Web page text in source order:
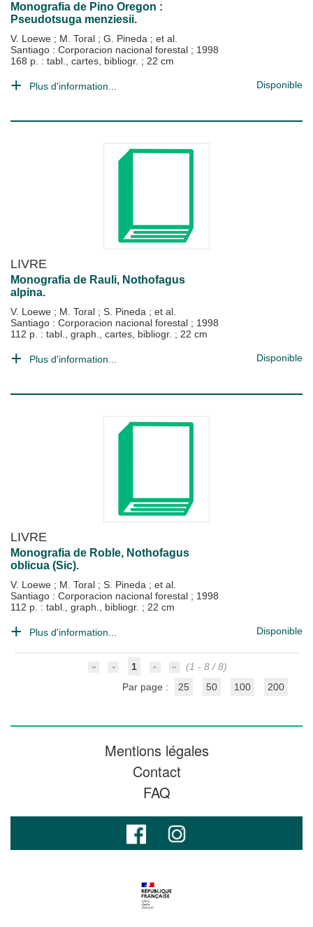
Monografia de Pino Oregon :
Pseudotsuga menziesii.
V. Loewe ; M. Toral ; G. Pineda ; et al.
Santiago : Corporacion nacional forestal ; 1998
168 p. : tabl., cartes, bibliogr. ; 22 cm
Plus d'information... Disponible
LIVRE
Monografia de Rauli, Nothofagus
alpina.
V. Loewe ; M. Toral ; S. Pineda ; et al.
Santiago : Corporacion nacional forestal ; 1998
112 p. : tabl., graph., cartes, bibliogr. ; 22 cm
Plus d'information... Disponible
LIVRE
Monografia de Roble, Nothofagus
oblicua (Sic).
V. Loewe ; M. Toral ; S. Pineda ; et al.
Santiago : Corporacion nacional forestal ; 1998
112 p. : tabl., graph., bibliogr. ; 22 cm
Plus d'information... Disponible
1
(1 - 8 / 8)
Par page :
25 50 100 200
Mentions légales
Contact
FAQ